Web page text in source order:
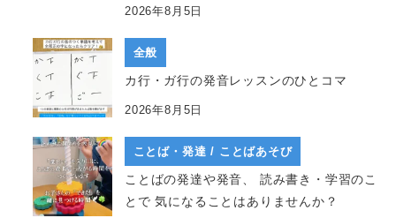
2026年8月5日
全般
カ行・ガ行の発音レッスンのひとコマ
2026年8月5日
ことば・発達 / ことばあそび
ことばの発達や発音、 読み書き・学習のこ
とで 気になることはありませんか？